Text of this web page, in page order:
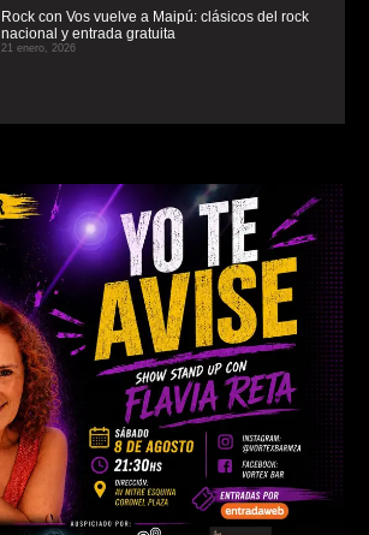
Rock con Vos vuelve a Maipú: clásicos del rock
nacional y entrada gratuita
21 enero, 2026